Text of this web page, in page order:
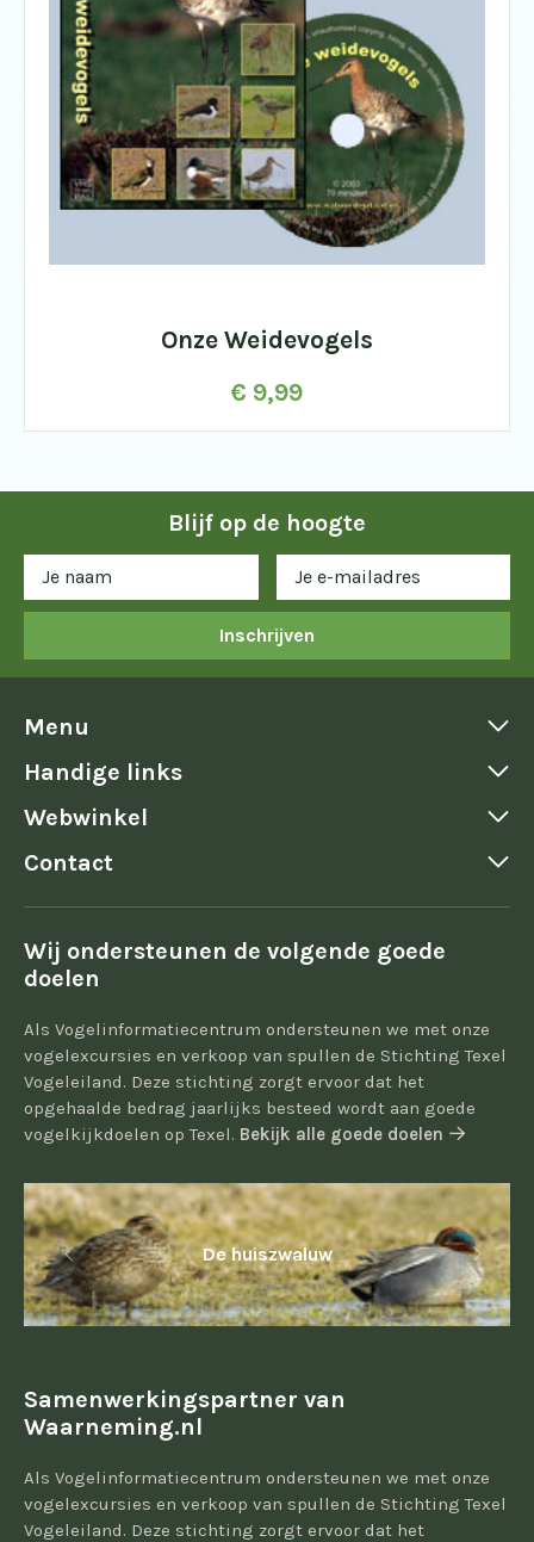
Onze Weidevogels
€ 9,99
Blijf op de hoogte
Inschrijven
Menu
Handige links
Webwinkel
Contact
Wij ondersteunen de volgende goede
doelen
Als Vogelinformatiecentrum ondersteunen we met onze
vogelexcursies en verkoop van spullen de Stichting Texel
Vogeleiland. Deze stichting zorgt ervoor dat het
opgehaalde bedrag jaarlijks besteed wordt aan goede
vogelkijkdoelen op Texel. Bekijk alle goede doelen
De huiszwaluw
Samenwerkingspartner van
Waarneming.nl
Als Vogelinformatiecentrum ondersteunen we met onze
vogelexcursies en verkoop van spullen de Stichting Texel
Vogeleiland. Deze stichting zorgt ervoor dat het